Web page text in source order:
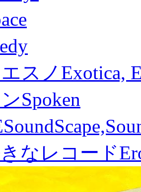
スノ Exotica,
Spoken
なレコード